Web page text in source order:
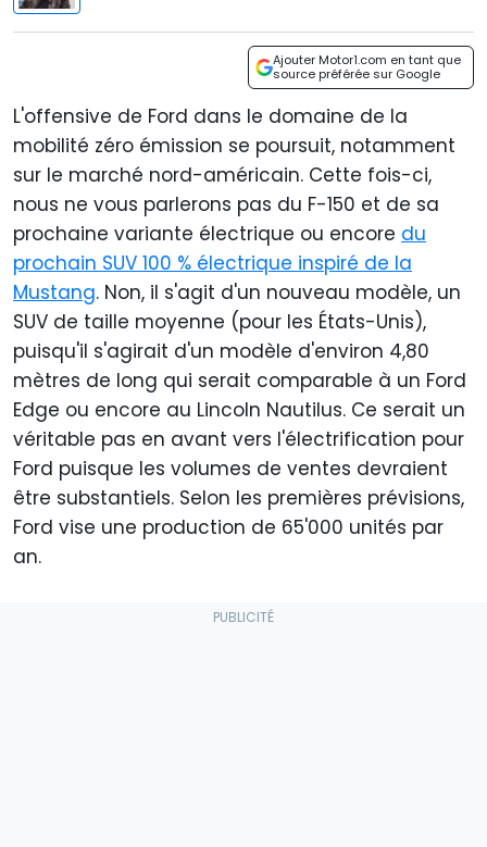
Ajouter Motor1.com en tant que
source préférée sur Google
L'offensive de Ford dans le domaine de la
mobilité zéro émission se poursuit, notamment
sur le marché nord-américain. Cette fois-ci,
nous ne vous parlerons pas du F-150 et de sa
prochaine variante électrique ou encore du
prochain SUV 100 % électrique inspiré de la
Mustang. Non, il s'agit d'un nouveau modèle, un
SUV de taille moyenne (pour les États-Unis),
puisqu'il s'agirait d'un modèle d'environ 4,80
mètres de long qui serait comparable à un Ford
Edge ou encore au Lincoln Nautilus. Ce serait un
véritable pas en avant vers l'électrification pour
Ford puisque les volumes de ventes devraient
être substantiels. Selon les premières prévisions,
Ford vise une production de 65'000 unités par
an.